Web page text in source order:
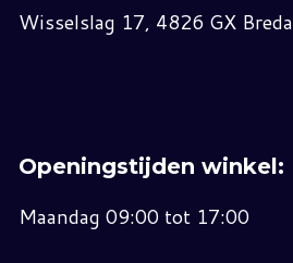
Wisselslag 17, 4826 GX Breda
Openingstijden winkel:
Maandag 09:00 tot 17:00